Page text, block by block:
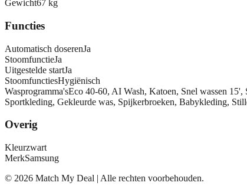
Gewicht67 kg
Functies
Automatisch doserenJa
StoomfunctieJa
Uitgestelde startJa
StoomfunctiesHygiënisch
Wasprogramma'sEco 40-60, AI Wash, Katoen, Snel wassen
Sportkleding, Gekleurde was, Spijkerbroeken, Babykleding,
Overig
Kleurzwart
MerkSamsung
© 2026 Match My Deal | Alle rechten voorbehouden.